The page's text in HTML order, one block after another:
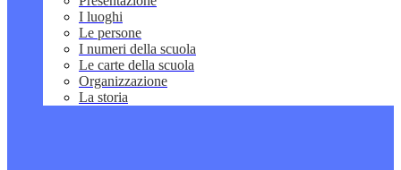
I luoghi
Le persone
I numeri della scuola
Le carte della scuola
Organizzazione
La storia